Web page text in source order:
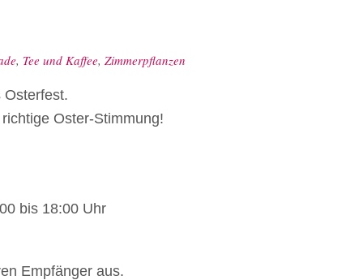
, Tee und Kaffee,Zimmerpflanzen
Osterfest.
Oster-Stimmung!
bis 18:00 Uhr
Empfänger aus.